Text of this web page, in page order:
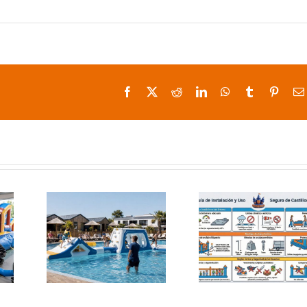
Facebook RedditLinkedInWhatsApp
Tumblr
Uso seguro
de castillos
hinchables:
guía básica
de
con